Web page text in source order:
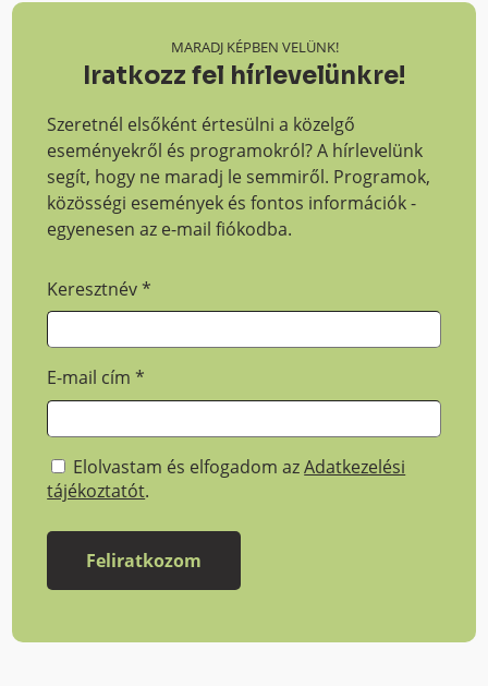
MARADJ KÉPBEN VELÜNK!
Iratkozz fel hírlevelünkre!
Szeretnél elsőként értesülni a közelgő
eseményekről és programokról? A hírlevelünk
segít, hogy ne maradj le semmiről. Programok,
közösségi események és fontos információk -
egyenesen az e-mail fiókodba.
Keresztnév*
E-mail cím*
Elolvastam és elfogadom azAdatkezelési
tájékoztatót.